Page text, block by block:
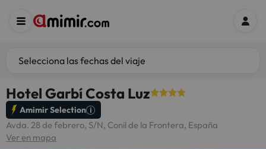
Selecciona las fechas del viaje
Hotel Garbí Costa Luz
Amimir Selection
Avda. 28 de febrero, S/N, Conil de la Frontera, España
Ver en mapa